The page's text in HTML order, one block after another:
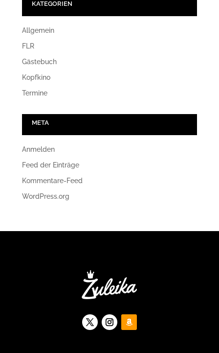
KATEGORIEN
Allgemein
FLR
Gästebuch
Kopfkino
Termine
META
Anmelden
Feed der Einträge
Kommentare-Feed
WordPress.org